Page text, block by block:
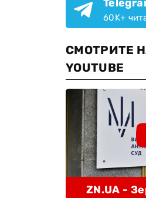
60K+
СМОТРИТЕ
YOUTUBE
ZN.UA -